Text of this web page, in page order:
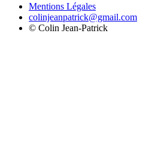
Mentions Légales
colinjeanpatrick@gmail.com
© Colin Jean-Patrick